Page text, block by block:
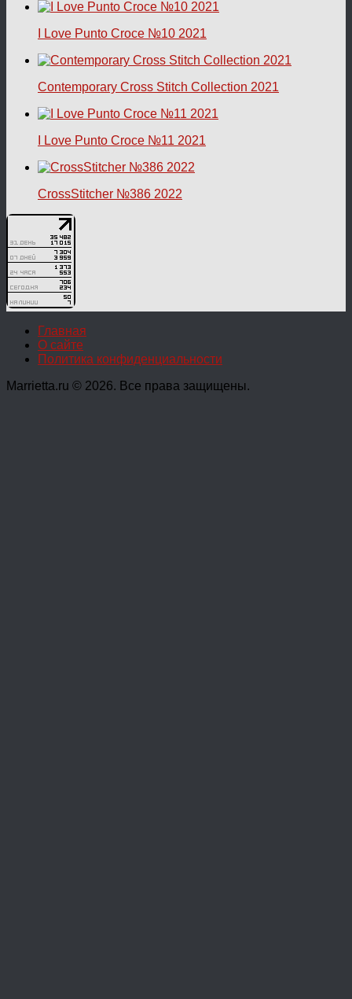
I Love Punto Croce №10 2021
Contemporary Cross Stitch Collection 2021
I Love Punto Croce №11 2021
CrossStitcher №386 2022
Главная
О сайте
Политика конфиденциальности
Marrietta.ru © 2026. Все права защищены.